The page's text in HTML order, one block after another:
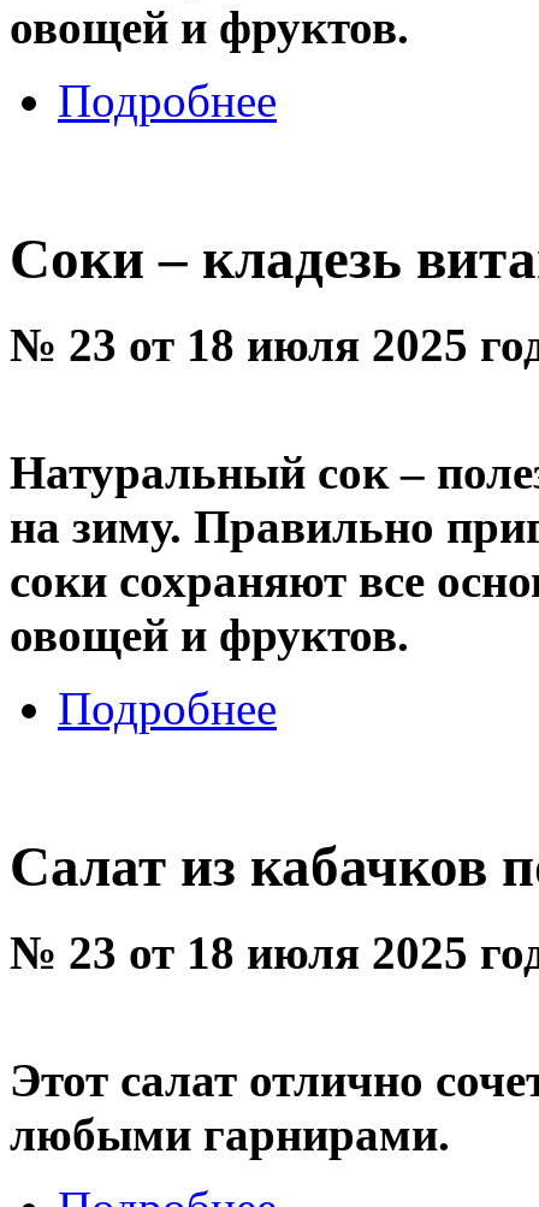
овощей и фруктов.
Подробнее
Соки – кладезь
№ 23 от 18 июля 2025
Натуральный сок –
на зиму. Правильно
соки сохраняют все
овощей и фруктов.
Подробнее
Салат из кабачков
№ 23 от 18 июля 2025
Этот салат отлично
любыми гарнирами.